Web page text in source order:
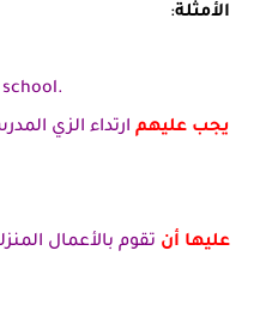
الأمثلة:
يجب عليهم ارتداء الزي
عليها أن تقوم بالأعمال